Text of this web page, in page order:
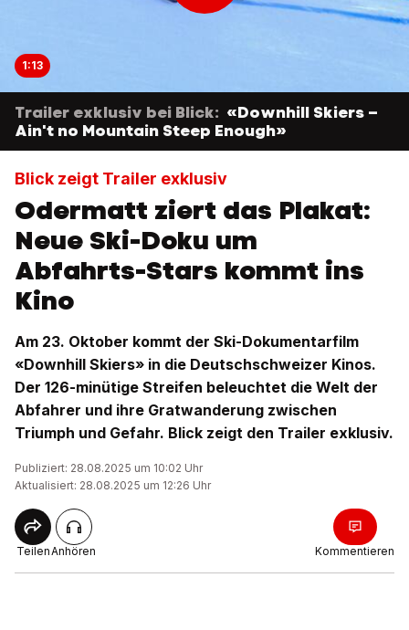
1:13
Trailer exklusiv bei Blick: «Downhill Skiers –
Ain't no Mountain Steep Enough»
Blick zeigt Trailer exklusiv
Odermatt ziert das Plakat:
Neue Ski-Doku um
Abfahrts-Stars kommt ins
Kino
Am 23. Oktober kommt der Ski-Dokumentarfilm
«Downhill Skiers» in die Deutschschweizer Kinos.
Der 126-minütige Streifen beleuchtet die Welt der
Abfahrer und ihre Gratwanderung zwischen
Triumph und Gefahr. Blick zeigt den Trailer exklusiv.
Publiziert: 28.08.2025 um 10:02 Uhr
Aktualisiert: 28.08.2025 um 12:26 Uhr
TeilenAnhören Kommentieren